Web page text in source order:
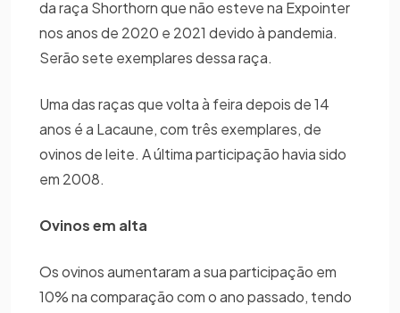
da raça Shorthorn que não esteve na Expointer
nos anos de 2020 e 2021 devido à pandemia.
Serão sete exemplares dessa raça.
Uma das raças que volta à feira depois de 14
anos é a Lacaune, com três exemplares, de
ovinos de leite. A última participação havia sido
em 2008.
Ovinos em alta
Os ovinos aumentaram a sua participação em
10% na comparação com o ano passado, tendo